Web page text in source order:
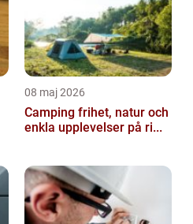
08 maj 2026
Camping frihet, natur och
enkla upplevelser på ri...